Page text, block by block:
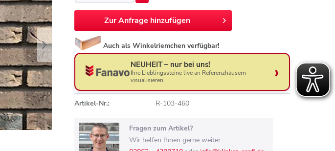
ZurAnfrage hinzufügen
Auch als Winkelriemchen verfügbar!
NEUHEIT – nur bei uns!
Ihre Lieblingssteine live an Referenzhäusern
visualisieren
Artikel-Nr.: R-103-460
Fragen zum Artikel?
Wir helfen Ihnen gerne weiter.